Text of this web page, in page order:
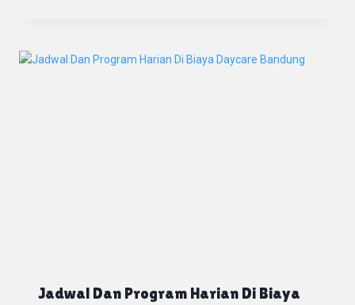
Jadwal Dan Program Harian Di Biaya